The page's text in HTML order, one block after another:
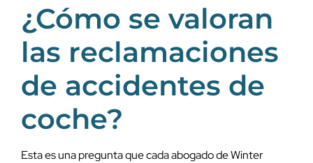
¿Cómo se valoran
las reclamaciones
de accidentes de
coche?
Esta es una pregunta que cada abogado de Winter